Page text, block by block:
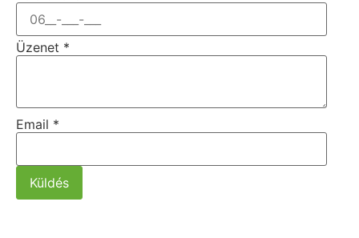
Üzenet *
Email *
Küldés